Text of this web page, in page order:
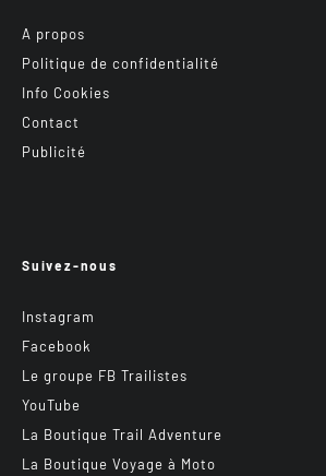
A propos
Politique de confidentialité
Info Cookies
Contact
Publicité
Suivez-nous
Instagram
Facebook
Le groupe FB Trailistes
YouTube
La Boutique Trail Adventure
La Boutique Voyage à Moto